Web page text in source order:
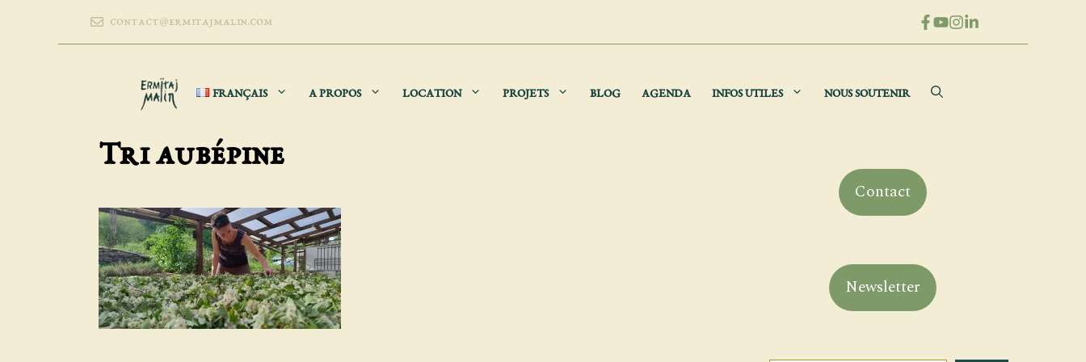
contact@ermitajmalin.com
FRANÇAIS A PROPOS LOCATION PROJETS BLOG AGENDA INFOS UTILES NOUS SOUTENIR
Tri aubépine
Contact
Newsletter